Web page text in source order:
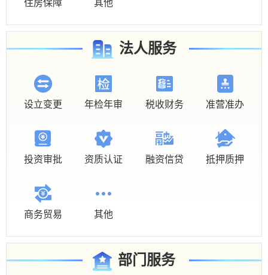
住房保障 其他
法人服务
设立变更 年检年审 税收财务 准营准办
投资审批 资质认证 融资信贷 抵押质押
商务贸易 其他
部门服务